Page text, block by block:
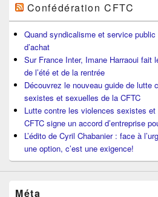
Confédération CFTC
Quand syndicalisme et service
d’achat
Sur France Inter, Imane Harraoui fait
de l’été et de la rentrée
Découvrez le nouveau guide de lutte
sexistes et sexuelles de la CFTC
Lutte contre les violences sexistes
CFTC signe un accord d’entreprise
L’édito de Cyril Chabanier : face à
une option, c’est une exigence!
Méta